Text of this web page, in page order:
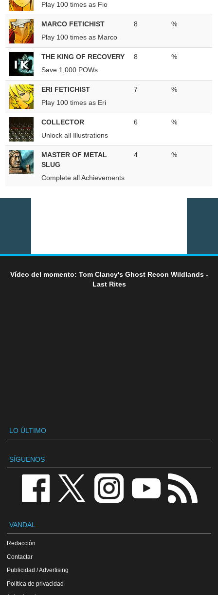
Play 100 times as Fio
MARCO FETICHIST
Play 100 times as Marco
8 %
THE KING OF RECOVERY
Save 1,000 POWs
8 %
ERI FETICHIST
Play 100 times as Eri
7 %
COLLECTOR
Unlock all Illustrations
6 %
MASTER OF METAL
SLUG
Complete all Achievements
4 %
Vídeo del momento: Tom Clancy's Ghost Recon Wildlands -
Last Rites
LO ÚLTIMO
SÍGUENOS
VANDAL
Redacción
Contactar
Publicidad / Advertising
Política de privacidad